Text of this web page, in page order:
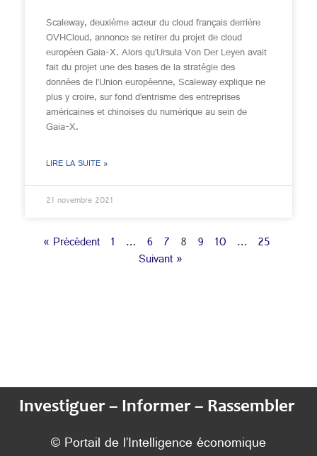
Scaleway, deuxième acteur du cloud français derrière
OVHCloud, annonce se retirer du projet de cloud
européen Gaia-X. Alors qu’Ursula Von Der Leyen avait
fait du projet une des bases de la stratégie des
données de l’Union européenne, Scaleway explique ne
plus y croire, sur fond d’entrisme des entreprises
américaines et chinoises du numérique au sein de
Gaia-X.
LIRE LA SUITE »
21 novembre 2021
« Précédent 1 … 6 7 8 9 10 … 25
Suivant »
Investiguer – Informer – Rassembler
© Portail de l’Intelligence économique